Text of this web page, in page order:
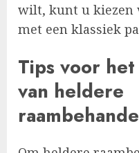
wilt, kunt u kiezen
met een klassiek
Tips voor
van heldere